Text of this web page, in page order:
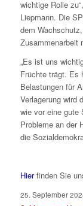
wichtige Rolle
Liepmann. Die
dem
Zusammenarbeit
„Es ist uns
Früchte trägt. Es
Belastungen für
Verlagerung wird
wie vor eine gute
Probleme an der
die
Hierfinden Sie
25. September